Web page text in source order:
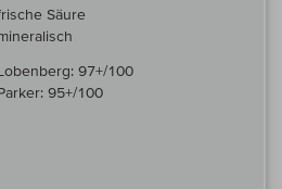
Säure
97+/100
95+/100